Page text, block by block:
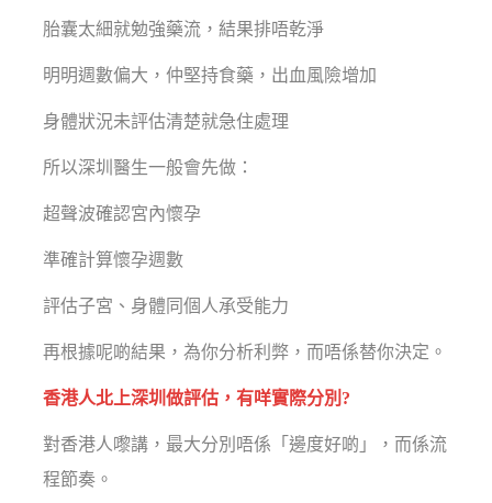
胎囊太細就勉強藥流，結果排唔乾淨
明明週數偏大，仲堅持食藥，出血風險增加
身體狀況未評估清楚就急住處理
所以深圳醫生一般會先做：
超聲波確認宮內懷孕
準確計算懷孕週數
評估子宮、身體同個人承受能力
再根據呢啲結果，為你分析利弊，而唔係替你決定。
香港人北上深圳做評估，有咩實際分別?
對香港人嚟講，最大分別唔係「邊度好啲」，而係流
程節奏。